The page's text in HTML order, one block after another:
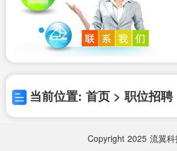
当前位置: 首页 > 职位招聘
Copyright 2025 流翼科